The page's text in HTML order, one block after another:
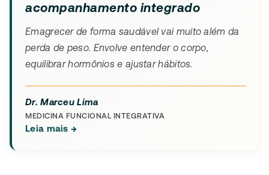
acompanhamento integrado
Emagrecer de forma saudável vai muito além da
perda de peso. Envolve entender o corpo,
equilibrar hormônios e ajustar hábitos.
Dr. Marceu Lima
MEDICINA FUNCIONAL INTEGRATIVA
Leia mais →